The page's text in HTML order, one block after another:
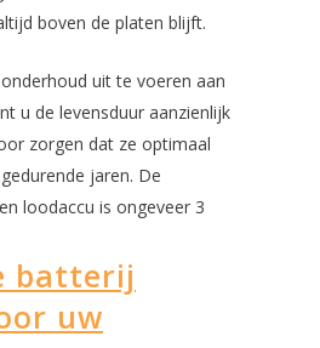
boven de platen blijft.
uit te voeren aan
u de levensduur aanzienlijk
zorgen dat ze optimaal
jaren. De
loodaccu is ongeveer 3
batterij
uw